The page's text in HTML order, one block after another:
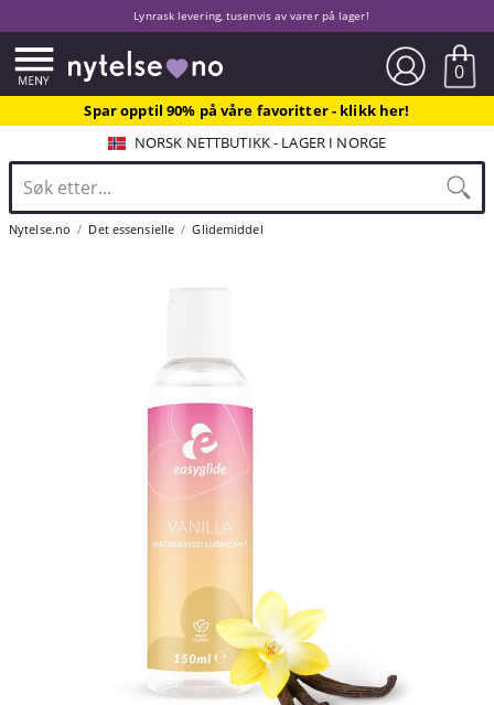
Lynrask levering, tusenvis av varer på lager!
0
Spar opptil 90% på våre favoritter - klikk her!
NORSK NETTBUTIKK - LAGER I NORGE
Nytelse.no Det essensielle Glidemiddel